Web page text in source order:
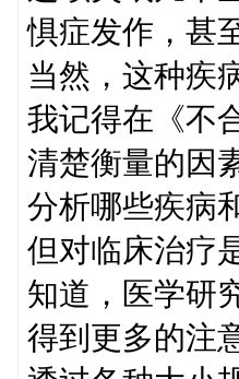
惧症发作，甚
当然，这种疾
我记得在《不
清楚衡量的因
分析哪些疾病
但对临床治疗
知道，医学研
得到更多的注